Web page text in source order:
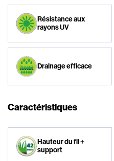
Résistance aux
rayons UV
Drainage efficace
Caractéristiques
Hauteur du fil +
support